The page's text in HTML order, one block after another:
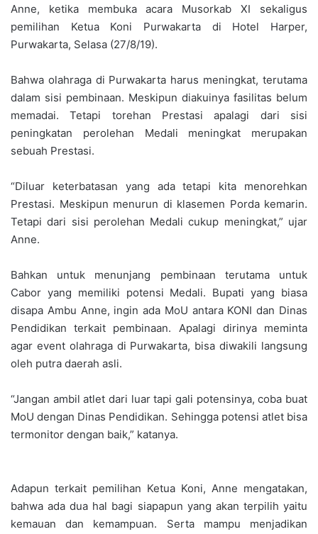
Anne, ketika membuka acara Musorkab XI sekaligus
pemilihan Ketua Koni Purwakarta di Hotel Harper,
Purwakarta, Selasa (27/8/19).
Bahwa olahraga di Purwakarta harus meningkat, terutama
dalam sisi pembinaan. Meskipun diakuinya fasilitas belum
memadai. Tetapi torehan Prestasi apalagi dari sisi
peningkatan perolehan Medali meningkat merupakan
sebuah Prestasi.
“Diluar keterbatasan yang ada tetapi kita menorehkan
Prestasi. Meskipun menurun di klasemen Porda kemarin.
Tetapi dari sisi perolehan Medali cukup meningkat,” ujar
Anne.
Bahkan untuk menunjang pembinaan terutama untuk
Cabor yang memiliki potensi Medali. Bupati yang biasa
disapa Ambu Anne, ingin ada MoU antara KONI dan Dinas
Pendidikan terkait pembinaan. Apalagi dirinya meminta
agar event olahraga di Purwakarta, bisa diwakili langsung
oleh putra daerah asli.
“Jangan ambil atlet dari luar tapi gali potensinya, coba buat
MoU dengan Dinas Pendidikan. Sehingga potensi atlet bisa
termonitor dengan baik,” katanya.
Adapun terkait pemilihan Ketua Koni, Anne mengatakan,
bahwa ada dua hal bagi siapapun yang akan terpilih yaitu
kemauan dan kemampuan. Serta mampu menjadikan